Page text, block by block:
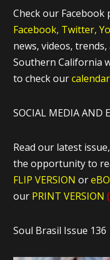
Check our
Facebook, Twitter,
news, videos,
Southern California
to check our
SOCIAL MEDIA AND
Read our latest
the opportunity to
FLIP VERSION or
our PRINT VERSION
Soul Brasil Issue 136